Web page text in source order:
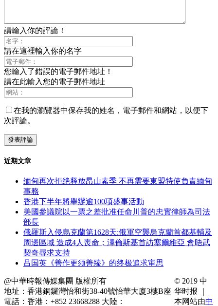
請輸入你的評論！
請在這裡輸入你的名字
您輸入了錯誤的電子郵件地址！
請在此輸入您的電子郵件地址
在我的瀏覽器中保存我的姓名，電子郵件和網站，以便下
次評論。
近期文章
缅甸再次拒绝释放昂山素季 不再需要東盟特使負責緬甸
事務
香港下半年將舉辦逾100項盛事活動
美國參議院以一票之差批准任命川普的忠實律師為司法
部長
俄羅斯入侵烏克蘭第1628天:俄軍空襲烏克蘭首都基輔及
周邊區域 造成4人喪命；澤倫斯基首訪塞爾維亞 會晤武
契奇尋求支持
吕国英《善作更须善臻》的终极追求审思
@中華時報傳媒集團 版權所有
地址：香港銅鑼灣怡和街38-40號怡華大廈3樓B座
電話：香港：+852 23668288 大陸：
© 2019 中
华时报 ｜
本网站由中